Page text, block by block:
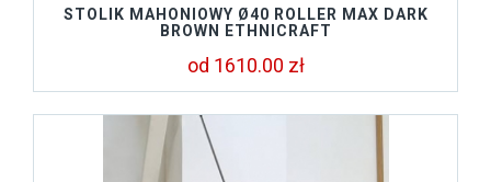
STOLIK MAHONIOWY Ø40 ROLLER MAX DARK
BROWN ETHNICRAFT
od 1610.00 zł